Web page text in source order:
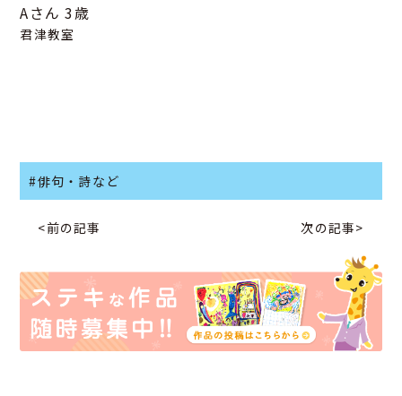
Aさん 3歳
君津教室
#俳句・詩など
<前の記事 次の記事>